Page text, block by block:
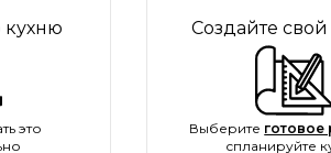
кухню
это
Создайте
Выберите
спланируйте